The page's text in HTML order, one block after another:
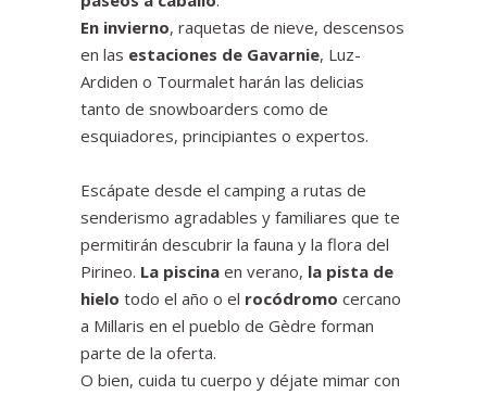
En invierno, raquetas de nieve, descensos
en las estaciones de Gavarnie, Luz-
Ardiden o Tourmalet harán las delicias
tanto de snowboarders como de
esquiadores, principiantes o expertos.
Escápate desde el camping a rutas de
senderismo agradables y familiares que te
permitirán descubrir la fauna y la flora del
Pirineo. La piscina en verano, la pista de
hielo todo el año o el rocódromo cercano
a Millaris en el pueblo de Gèdre forman
parte de la oferta.
O bien, cuida tu cuerpo y déjate mimar con